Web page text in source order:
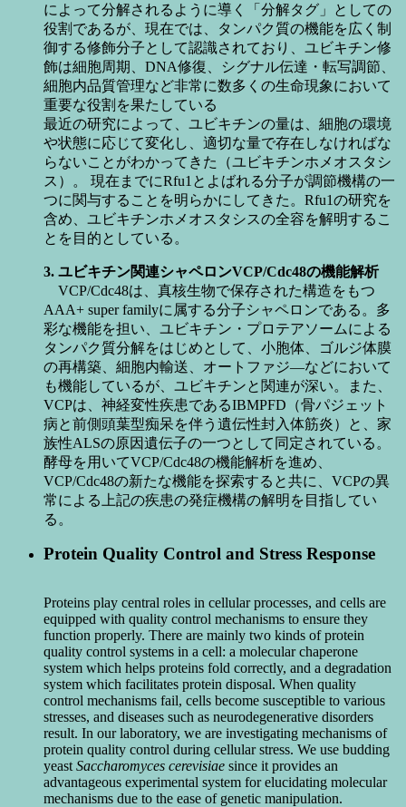
によって分解されるように導く「分解タグ」としての
役割であるが、現在では、タンパク質の機能を広く制
御する修飾分子として認識されており、ユビキチン修
飾は細胞周期、DNA修復、シグナル伝達・転写調節、
細胞内品質管理など非常に数多くの生命現象において
重要な役割を果たしている
最近の研究によって、ユビキチンの量は、細胞の環境
や状態に応じて変化し、適切な量で存在しなければな
らないことがわかってきた（ユビキチンホメオスタシ
ス）。 現在までにRfu1とよばれる分子が調節機構の一
つに関与することを明らかにしてきた。Rfu1の研究を
含め、ユビキチンホメオスタシスの全容を解明するこ
とを目的としている。
3. ユビキチン関連シャペロンVCP/Cdc48の機能解析
VCP/Cdc48は、真核生物で保存された構造をもつ
AAA+ super familyに属する分子シャペロンである。多
彩な機能を担い、ユビキチン・プロテアソームによる
タンパク質分解をはじめとして、小胞体、ゴルジ体膜
の再構築、細胞内輸送、オートファジ―などにおいて
も機能しているが、ユビキチンと関連が深い。また、
VCPは、神経変性疾患であるIBMPFD（骨パジェット
病と前側頭葉型痴呆を伴う遺伝性封入体筋炎）と、家
族性ALSの原因遺伝子の一つとして同定されている。
酵母を用いてVCP/Cdc48の機能解析を進め、
VCP/Cdc48の新たな機能を探索すると共に、VCPの異
常による上記の疾患の発症機構の解明を目指してい
る。
Protein Quality Control and Stress Response
Proteins play central roles in cellular processes, and cells are
equipped with quality control mechanisms to ensure they
function properly. There are mainly two kinds of protein
quality control systems in a cell: a molecular chaperone
system which helps proteins fold correctly, and a degradation
system which facilitates protein disposal. When quality
control mechanisms fail, cells become susceptible to various
stresses, and diseases such as neurodegenerative disorders
result. In our laboratory, we are investigating mechanisms of
protein quality control during cellular stress. We use budding
yeast Saccharomyces cerevisiae since it provides an
advantageous experimental system for elucidating molecular
mechanisms due to the ease of genetic manipulation.